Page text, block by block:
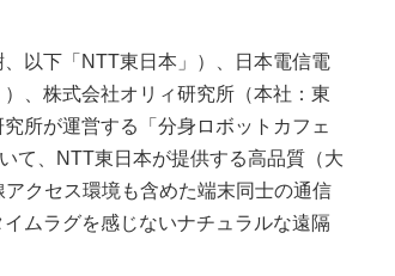
以下「NTT東日本」）、日本電信電
、株式会社オリィ研究所（本社：東
所が運営する「分身ロボットカフェ
いて、NTT東日本が提供する高品質（大
クセス環境も含めた端末同士の通信
ムラグを感じないナチュラルな遠隔